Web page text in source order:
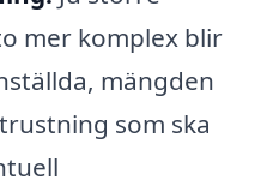
mer komplex blir
mängden
som ska